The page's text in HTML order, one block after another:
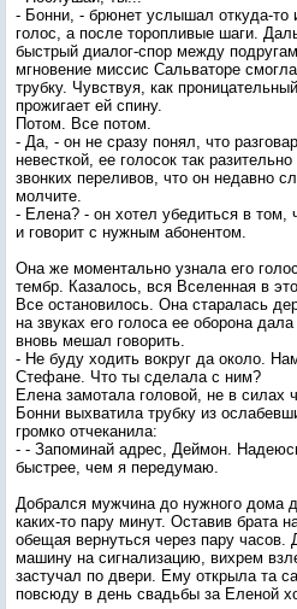
- Бонни, - брюнет услышал откуда-то
голос, а после торопливые шаги.
быстрый диалог-спор между
мгновение миссис Сальваторе
трубку. Чувствуя, как
прожигает ей спину.
Потом. Все потом.
- Да, - он не сразу понял, что
невесткой, ее голосок так
звонких переливов, что он недавно
молчите.
- Елена? - он хотел убедиться в том,
и говорит с нужным абонентом.
Она же моментально узнала его
тембр. Казалось, вся Вселенная в
Все остановилось. Она старалась
на звуках его голоса ее оборона
вновь мешал говорить.
- Не буду ходить вокруг да около.
Стефане. Что ты сделала с ним?
Елена замотала головой, не в силах
Бонни выхватила трубку из
громко отчеканила:
- - Запоминай адрес, Деймон.
быстрее, чем я передумаю.
Добрался мужчина до нужного дома
каких-то пару минут. Оставив брата
обещая вернуться через пару часов.
машину на сигнализацию, вихрем
застучал по двери. Ему открыла та
повсюду в день свадьбы за Еленой